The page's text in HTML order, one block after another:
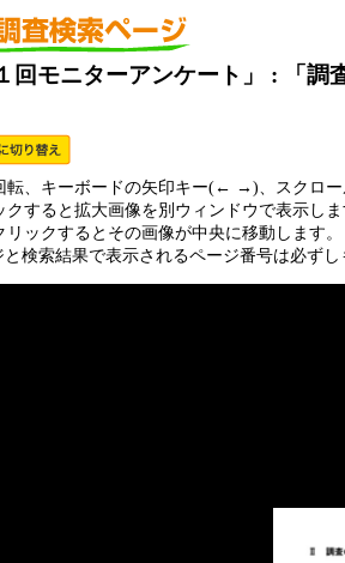
回モニターアンケート」 : 「
転、キーボードの矢印キー(← →)、スクロ
クすると拡大画像を別ウィンドウで表示し
ックするとその画像が中央に移動します。
と検索結果で表示されるページ番号は必ず